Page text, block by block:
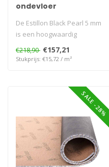
ondevloer
De Estillon Black Pearl 5 mm
is een hoogwaardig
rubberen ondertapijt voor
tapijt..
€218,90 €157,21
Stukprijs: €15,72 / m²
SALE -28%